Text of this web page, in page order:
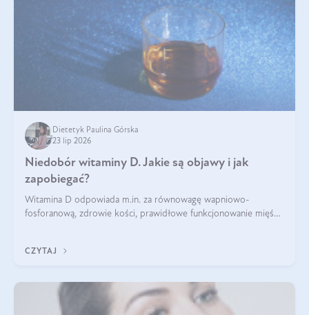
Dietetyk Paulina Górska
23 lip 2026
Niedobór witaminy D. Jakie są objawy i jak
zapobiegać?
Witamina D odpowiada m.in. za równowagę wapniowo-
fosforanową, zdrowie kości, prawidłowe funkcjonowanie mięśni
problemem.
CZYTAJ